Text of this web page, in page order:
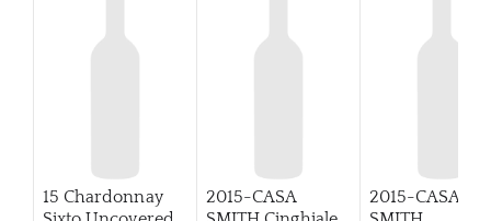
15 Chardonnay
2015-CASA
2015-CASA